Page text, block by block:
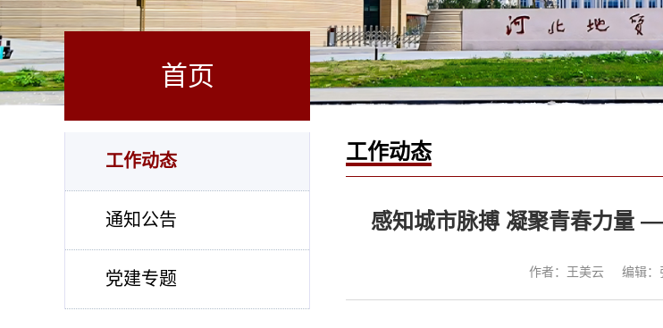
首页
工作动态
通知公告
党建专题
工作动态
感知城市脉搏 凝聚青春力量
作者：王美云 编辑：